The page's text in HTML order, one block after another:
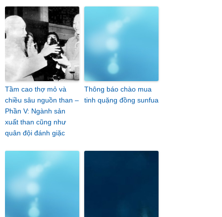
Tầm cao thợ mỏ và
chiều sâu nguồn than –
Phần V: Ngành sản
xuất than cũng như
quân đội đánh giặc
Thông báo chào mua
tinh quặng đồng sunfua